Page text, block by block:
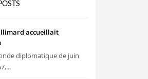
accueillait
diplomatique de juin